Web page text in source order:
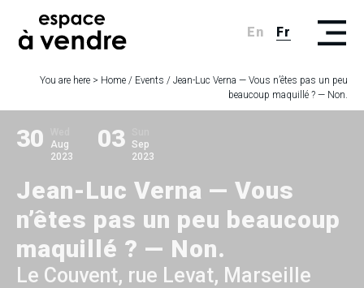
En Fr
You are here > Home / Events / Jean-Luc Verna — Vous n’êtes pas un peu
beaucoup maquillé ? — Non.
30
Aug
2023
03 Sep
2023
Jean-Luc Verna — Vous
n’êtes pas un peu beaucoup
maquillé ? — Non.
Le Couvent, rue Levat, Marseille